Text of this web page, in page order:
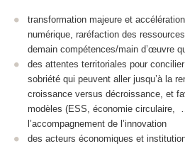
transformation majeure et
numérique, raréfaction des
demain compétences/main d’œuvre
des attentes territoriales pour
sobriété qui peuvent aller jusqu’à la
croissance versus décroissance, et
modèles (ESS, économie circulaire,
l’accompagnement de l’innovation
des acteurs économiques et